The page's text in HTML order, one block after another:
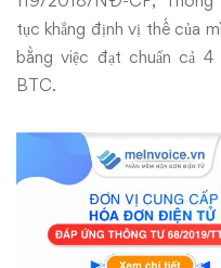
đầy
đủ
4
tiêu
chí
tục khẳng định vị thế của
bằng việc đạt chuẩn cả
BTC.